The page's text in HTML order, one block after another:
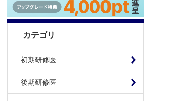
カテゴリ
初期研修医
後期研修医